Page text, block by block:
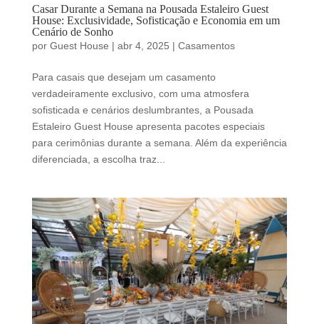
Casar Durante a Semana na Pousada Estaleiro Guest
House: Exclusividade, Sofisticação e Economia em um
Cenário de Sonho
por Guest House | abr 4, 2025 | Casamentos
Para casais que desejam um casamento
verdadeiramente exclusivo, com uma atmosfera
sofisticada e cenários deslumbrantes, a Pousada
Estaleiro Guest House apresenta pacotes especiais
para cerimônias durante a semana. Além da experiência
diferenciada, a escolha traz...